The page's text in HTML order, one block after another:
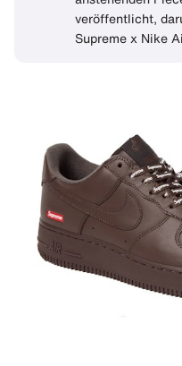
veröffentlicht,
Supreme x Nike